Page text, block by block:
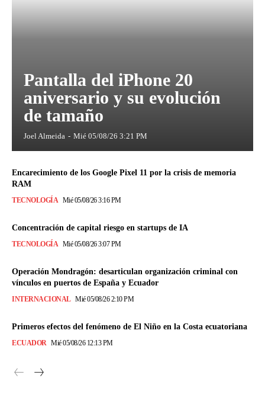
Pantalla del iPhone 20
aniversario y su evolución
de tamaño
Joel Almeida - Mié 05/08/26 3:21 PM
Encarecimiento de los Google Pixel 11 por la crisis de memoria
RAM
TECNOLOGÍA Mié 05/08/26 3:16 PM
Concentración de capital riesgo en startups de IA
TECNOLOGÍA Mié 05/08/26 3:07 PM
Operación Mondragón: desarticulan organización criminal con
vínculos en puertos de España y Ecuador
INTERNACIONAL Mié 05/08/26 2:10 PM
Primeros efectos del fenómeno de El Niño en la Costa ecuatoriana
ECUADOR Mié 05/08/26 12:13 PM